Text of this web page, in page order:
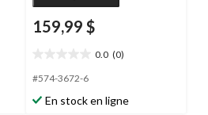
159,99 $
0.0 (0)
étoile(s)
5.
#574-3672-6
En stock en ligne